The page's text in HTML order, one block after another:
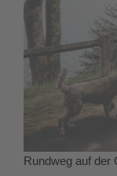
Rundweg auf der